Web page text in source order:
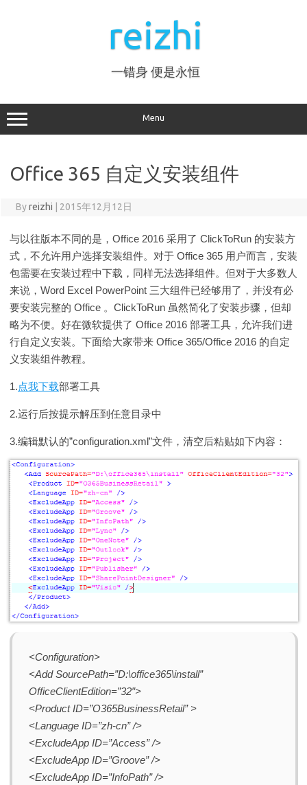
reizhi
一错身 便是永恒
Menu
Office 365 自定义安装组件
Byreizhi 2015年12月12日
与以往版本不同的是，Office 2016 采用了 ClickToRun 的安装方
式，不允许用户选择安装组件。对于 Office 365 用户而言，安装
包需要在安装过程中下载，同样无法选择组件。但对于大多数人
来说，Word Excel PowerPoint 三大组件已经够用了，并没有必
要安装完整的 Office 。ClickToRun 虽然简化了安装步骤，但却
略为不便。好在微软提供了 Office 2016 部署工具，允许我们进
行自定义安装。下面给大家带来 Office 365/Office 2016 的自定
义安装组件教程。
1.点我下载部署工具
2.运行后按提示解压到任意目录中
3.编辑默认的”configuration.xml”文件，清空后粘贴如下内容：
<Configuration>
<Add SourcePath=”D:\office365\install”
OfficeClientEdition=”32″>
<Product ID=”O365BusinessRetail” >
<Language ID=”zh-cn” />
<ExcludeApp ID=”Access” />
<ExcludeApp ID=”Groove” />
<ExcludeApp ID=”InfoPath” />